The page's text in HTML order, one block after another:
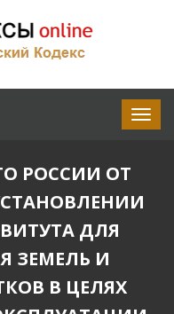
РОССИИ ОТ
УСТАНОВЛЕНИИ
ДЛЯ
ЗЕМЕЛЬ И
В ЦЕЛЯХ